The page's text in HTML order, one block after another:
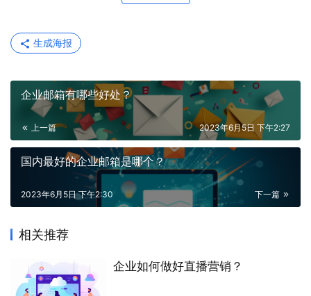
生成海报
企业邮箱有哪些好处？
上一篇 2023年6月5日 下午2:27
国内最好的企业邮箱是哪个？
下一篇
2023年6月5日 下午2:30
相关推荐
企业如何做好直播营销？